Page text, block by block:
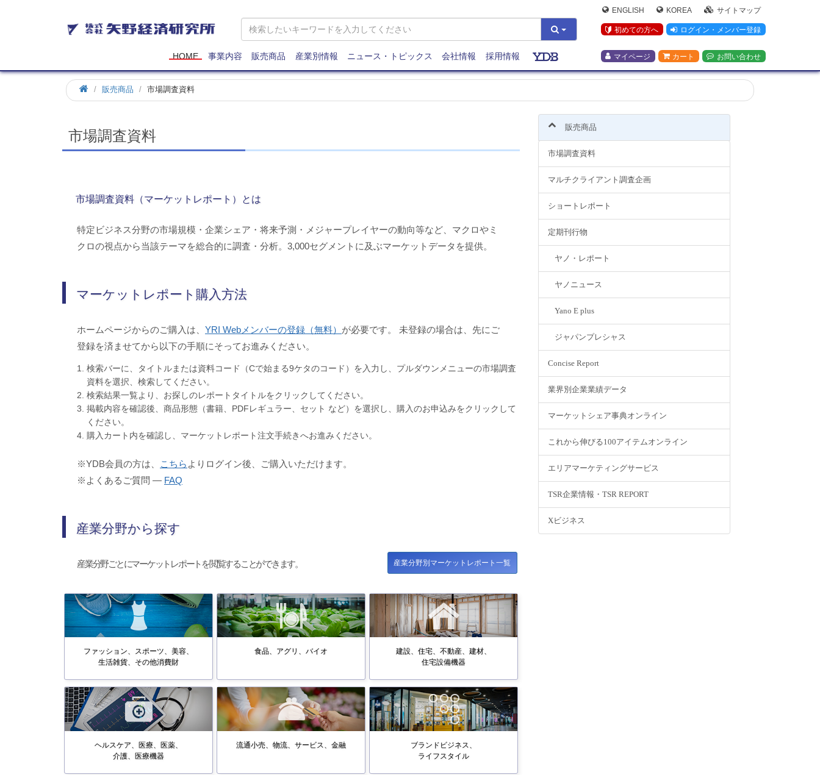
矢
野
研
究
所
ENGLISH KOREA サイトマップ
初めての方へ ログイン・メンバー登録
マイページ カート お問い合わせ
HOME 事業内容 販売商品 産業別情報 ニュース・トピックス 会社情報 採用情報
ホ
ー
販売商品 市場調査資料
市場調査資料
市場調査資料（マーケットレポート）とは
特定ビジネス分野の市場規模・企業シェア・将来予測・メジャープレイヤーの動向等など、マクロやミ
クロの視点から当該テーマを総合的に調査・分析。3,000セグメントに及ぶマーケットデータを提供。
マーケットレポート購入方法
ホームページからのご購入は、 YRI Webメンバーの登録（無料） が必要です。 未登録の場合は、先にご
登録を済ませてから以下の手順にそってお進みください。
検索バーに、タイトルまたは資料コード（Cで始まる9ケタのコード）を入力し、プルダウンメニューの市場調査
資料を選択、検索してください。
検索結果一覧より、お探しのレポートタイトルをクリックしてください。
掲載内容を確認後、商品形態（書籍、PDFレギュラー、セット など）を選択し、購入のお申込みをクリックして
ください。
購入カート内を確認し、マーケットレポート注文手続きへお進みください。
※YDB会員の方は、 こちら よりログイン後、ご購入いただけます。
※よくあるご質問 ― FAQ
産業分野から探す
産業分野ごとにマーケットレポートを閲覧することができます。 産業分野別マーケットレポート一覧
ファッション、スポーツ、美容、
生活雑貨、その他消費財
食品、アグリ、バイオ
建設、住宅、不動産、建材、
住宅設備機器
ヘルスケア、医療、医薬、
介護、医療機器
流通小売、物流、サービス、金融
ブランドビジネス、
ライフスタイル
販売商品
市場調査資料
マルチクライアント調査企画
ショートレポート
定期刊行物
ヤノ・レポート
ヤノニュース
Yano E plus
ジャパンプレシャス
Concise Report
業界別企業業績データ
マーケットシェア事典オンライン
これから伸びる100アイテムオンライン
エリアマーケティングサービス
TSR企業情報・TSR REPORT
Xビジネス